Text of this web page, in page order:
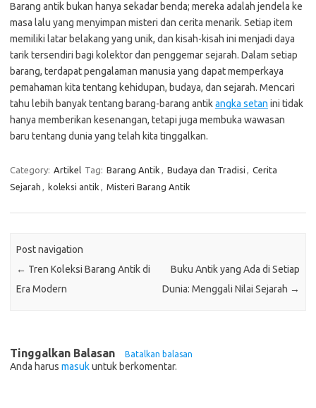
Barang antik bukan hanya sekadar benda; mereka adalah jendela ke
masa lalu yang menyimpan misteri dan cerita menarik. Setiap item
memiliki latar belakang yang unik, dan kisah-kisah ini menjadi daya
tarik tersendiri bagi kolektor dan penggemar sejarah. Dalam setiap
barang, terdapat pengalaman manusia yang dapat memperkaya
pemahaman kita tentang kehidupan, budaya, dan sejarah. Mencari
tahu lebih banyak tentang barang-barang antikangka setan ini tidak
hanya memberikan kesenangan, tetapi juga membuka wawasan
baru tentang dunia yang telah kita tinggalkan.
Category: Artikel Tag: Barang Antik , Budaya dan Tradisi , Cerita
Sejarah , koleksi antik , Misteri Barang Antik
Post navigation
← Tren Koleksi Barang Antik di
Era Modern
Buku Antik yang Ada di Setiap
Dunia: Menggali Nilai Sejarah →
Tinggalkan Balasan Batalkan balasan
Anda harus masukuntuk berkomentar.